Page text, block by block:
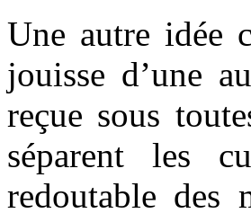
Une autre idée
jouisse d’une
reçue sous
séparent les
redoutable des